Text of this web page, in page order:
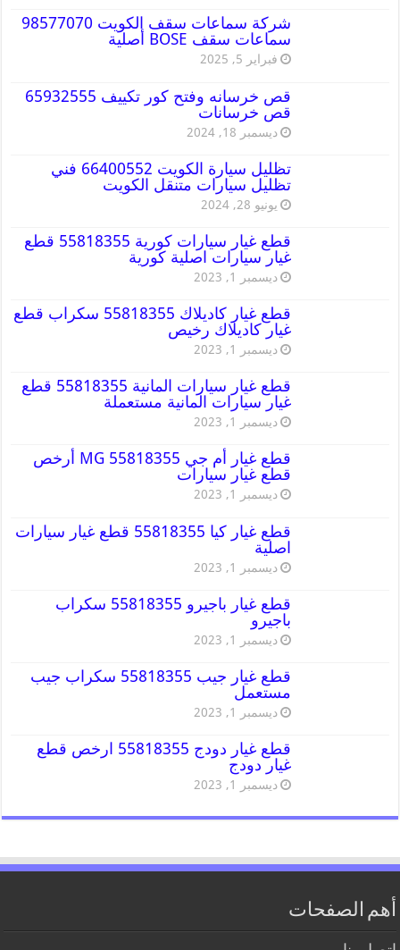
شركة سماعات سقف الكويت 98577070
سماعات سقف BOSE أصلية
فبراير 5, 2025
قص خرسانه وفتح كور تكييف 65932555
قص خرسانات
ديسمبر 18, 2024
تظليل سيارة الكويت 66400552 فني
تظليل سيارات متنقل الكويت
يونيو 28, 2024
قطع غيار سيارات كورية 55818355 قطع
غيار سيارات اصلية كورية
ديسمبر 1, 2023
قطع غيار كاديلاك 55818355 سكراب قطع
غيار كاديلاك رخيص
ديسمبر 1, 2023
قطع غيار سيارات المانية 55818355 قطع
غيار سيارات المانية مستعملة
ديسمبر 1, 2023
قطع غيار أم جي MG 55818355 أرخص
قطع غيار سيارات
ديسمبر 1, 2023
قطع غيار كيا 55818355 قطع غيار سيارات
اصلية
ديسمبر 1, 2023
قطع غيار باجيرو 55818355 سكراب
باجيرو
ديسمبر 1, 2023
قطع غيار جيب 55818355 سكراب جيب
مستعمل
ديسمبر 1, 2023
قطع غيار دودج 55818355 ارخص قطع
غيار دودج
ديسمبر 1, 2023
أهم الصفحات